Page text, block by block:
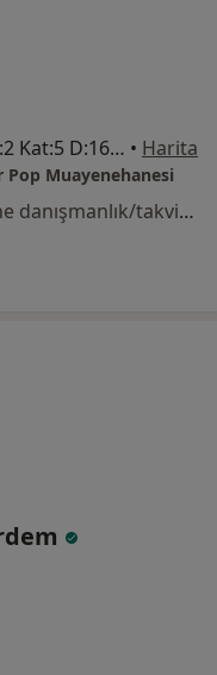
Cumhuriyet mh no:38 Kapı no:2 Kat:5 D:16 Yavuztuna Center, Samsun • Harita
Pop Muayenehanesi
Bu uzman ilgili adres için online danışmanlık/takvim sunmuyor.